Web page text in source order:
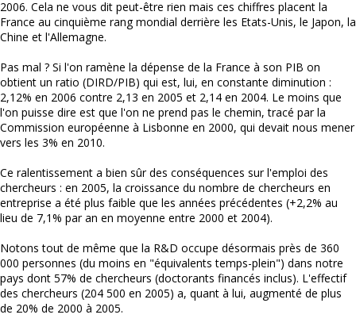
2006. Cela ne vous dit peut-être rien mais ces chiffres placent la
France au cinquième rang mondial derrière les Etats-Unis, le Japon, la
Chine et l'Allemagne.
Pas mal ? Si l'on ramène la dépense de la France à son PIB on
obtient un ratio (DIRD/PIB) qui est, lui, en constante diminution :
2,12% en 2006 contre 2,13 en 2005 et 2,14 en 2004. Le moins que
l'on puisse dire est que l'on ne prend pas le chemin, tracé par la
Commission européenne à Lisbonne en 2000, qui devait nous mener
vers les 3% en 2010.
Ce ralentissement a bien sûr des conséquences sur l'emploi des
chercheurs : en 2005, la croissance du nombre de chercheurs en
entreprise a été plus faible que les années précédentes (+2,2% au
lieu de 7,1% par an en moyenne entre 2000 et 2004).
Notons tout de même que la R&D occupe désormais près de 360
000 personnes (du moins en "équivalents temps-plein") dans notre
pays dont 57% de chercheurs (doctorants financés inclus). L'effectif
des chercheurs (204 500 en 2005) a, quant à lui, augmenté de plus
de 20% de 2000 à 2005.